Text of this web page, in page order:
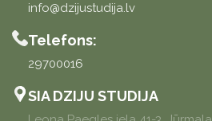
info@dzijustudija.lv
Telefons:
29700016
SIA DZIJU STUDIJA